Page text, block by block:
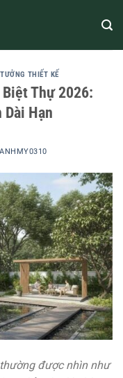
THIẾT KẾ
Biệt Thự 2026:
Dài Hạn
được nhìn như